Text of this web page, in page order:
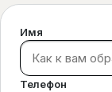
Имя
Телефон